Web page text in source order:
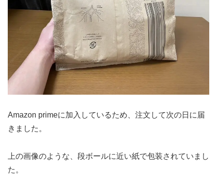
Amazon primeに加入しているため、注文して次の日に届
きました。
上の画像のような、段ボールに近い紙で包装されていまし
た。